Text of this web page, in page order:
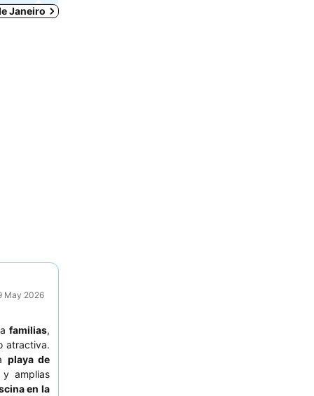
Janeiro
May 2026
familias,
atractiva.
playa de
amplias
en la